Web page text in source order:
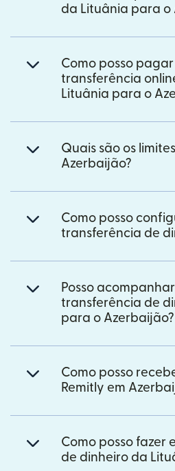
da Lituânia para o
Como posso
transferência
Lituânia para o
Quais são os
Azerbaijão?
Como posso
transferência de
Posso
transferência de
para o Azerbaijão?
Como posso
Remitly em
Como posso fazer
de dinheiro da